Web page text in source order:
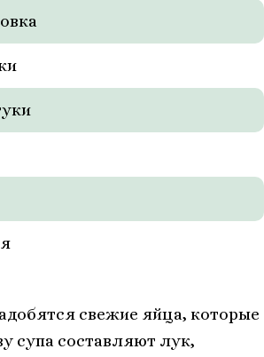
свежие яйца, которые
супа составляют лук,